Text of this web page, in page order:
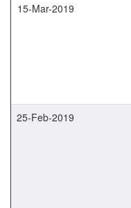
15-Mar-2019
25-Feb-2019